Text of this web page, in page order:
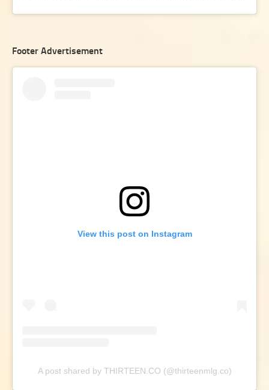
Footer Advertisement
View this post on Instagram
A post shared by THIRTEEN.CO (@thirteenmlg.co)